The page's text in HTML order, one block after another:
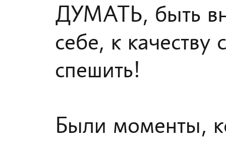
ДУМАТЬ, быть
себе, к
спешить!
Были моменты,